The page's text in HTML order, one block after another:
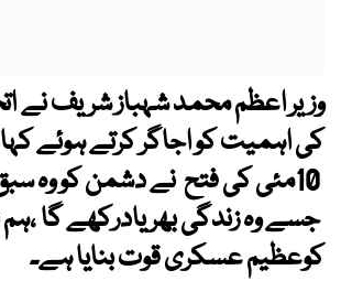
وزیر اعظم محمد شہباز شریف نے
کی اہمیت کو اجاگر کرتے ہوئے
10مئی کی فتح نے دشمن کو وہ
جسے وہ زندگی بھر یادرکھے گا
کوعظیم عسکری قوت بنایا ہے۔